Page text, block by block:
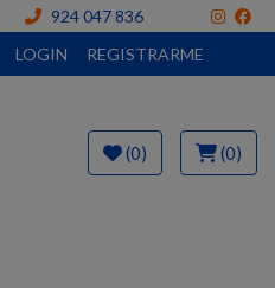
924 047 836
LOGIN REGISTRARME
(0) (0)